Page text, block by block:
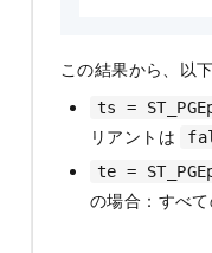
この結果から、以
ts =
リアントは
te =
の場合：すべ